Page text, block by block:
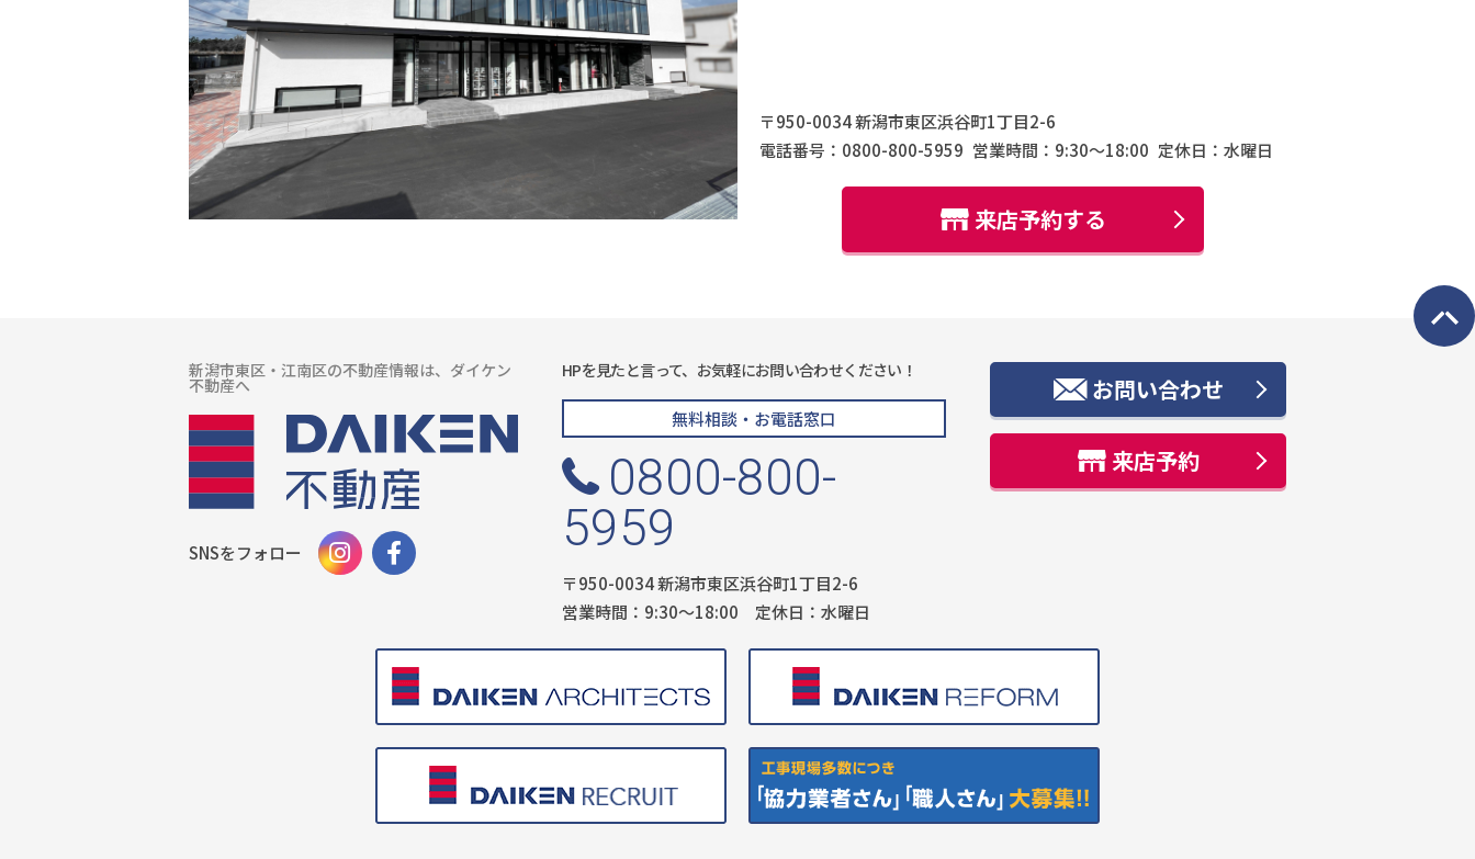
〒950-0034 新潟市東区浜谷町1丁目2-6
電話番号：0800-800-5959 営業時間：9:30〜18:00 定休日：水曜日
来店予約する
新潟市東区・江南区の不動産情報は、ダイケン
不動産へ
SNSをフォロー
HPを見たと言って、お気軽にお問い合わせください！
無料相談・お電話窓口
0800-800-
5959
〒950-0034 新潟市東区浜谷町1丁目2-6
営業時間：9:30〜18:00 定休日：水曜日
お問い合わせ
来店予約